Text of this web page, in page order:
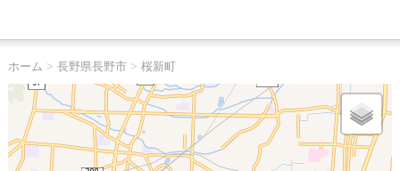
ホーム > 長野県長野市> 桜新町